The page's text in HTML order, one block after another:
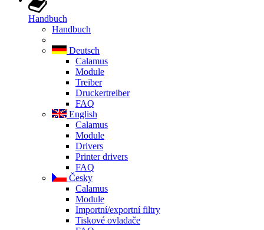
Handbuch
Handbuch
Deutsch
Calamus
Module
Treiber
Druckertreiber
FAQ
English
Calamus
Module
Drivers
Printer drivers
FAQ
Česky
Calamus
Module
Importní/exportní filtry
Tiskové ovladače